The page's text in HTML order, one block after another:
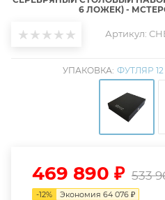
6 ЛОЖЕК) -
Артикул:
УПАКОВКА: ФУТЛЯР
469 890 ₽ 533
-12% Экономия 64 076 ₽